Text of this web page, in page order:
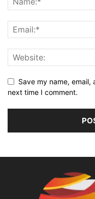
Save my name,
next time I comment.